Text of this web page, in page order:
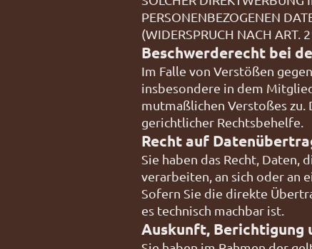
PERSONENBEZOGENEN
(WIDERSPRUCH NACH ART.
Beschwerde­recht bei
Im Falle von Verstößen
insbesondere in dem
mutmaßlichen Verstoßes
gerichtlicher Rechtsbehelfe.
Recht auf
Sie haben das Recht,
verarbeiten, an sich oder an
Sofern Sie die direkte
es technisch machbar ist.
Auskunft, Berichtigung